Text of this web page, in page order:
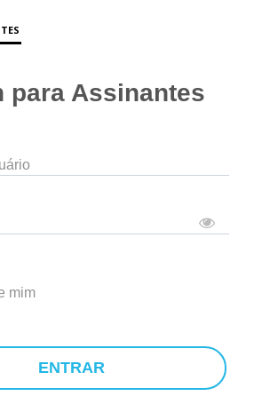
para Assinantes
mim
ENTRAR